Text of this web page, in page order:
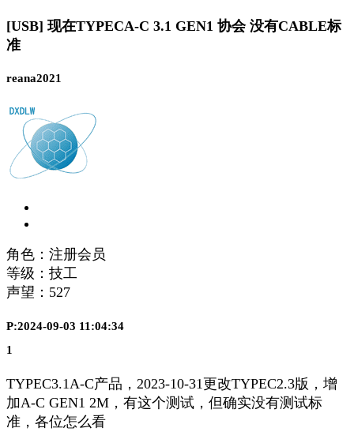
[USB] 现在TYPECA-C 3.1 GEN1 协会 没有CABLE标
准
reana2021
角色：注册会员
等级：技工
声望： 527
P:2024-09-03 11:04:34
1
TYPEC3.1A-C产品，2023-10-31更改TYPEC2.3版，增
加A-C GEN1 2M，有这个测试，但确实没有测试标
准，各位怎么看